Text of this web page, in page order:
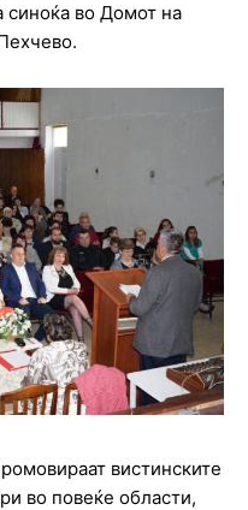
во Домот на
вистинските
во повеќе области,